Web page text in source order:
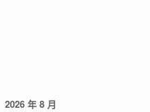
2026 年 8 月